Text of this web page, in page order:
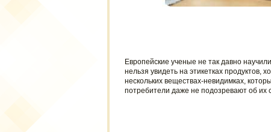
Европейские ученые не так давно
нельзя увидеть на этикетках продуктов,
нескольких веществах-невидимках,
потребители даже не подозревают об их